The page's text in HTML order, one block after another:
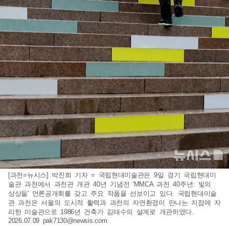
[과천=뉴시스] 박진희 기자 = 국립현대미술관은 9일 경기 국립현대미
술관 과천에서 과천관 개관 40년 기념전 'MMCA 과천 40주년: 빛의
상상들' 언론공개회를 갖고 주요 작품을 선보이고 있다. 국립현대미술
관 과천은 서울의 도시적 활력과 과천의 자연환경이 만나는 지점에 자
리한 미술관으로 1986년 건축가 김태수의 설계로 개관하였다.
2026.07.09 pak7130@newsis.com